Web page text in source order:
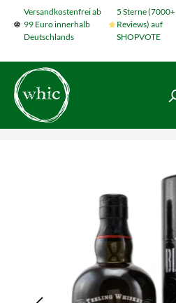
Zum Hauptinhalt springen
Versandkostenfrei ab
99 Euro innerhalb
Deutschlands
5 Sterne (7000+
Reviews) auf
SHOPVOTE